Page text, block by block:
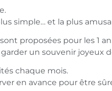
simple… et la plus
proposées pour les 1
un souvenir joyeux
chaque mois.
en avance pour être